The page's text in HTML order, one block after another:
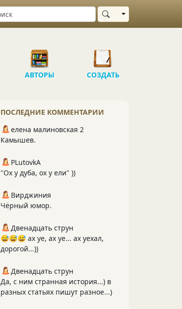
Выбрать область
АВТОРЫ СОЗДАТЬ
ПОСЛЕДНИЕ КОММЕНТАРИИ
елена малиновская 2
Камышев.
PLutоvkА
"Ох у дуба, ох у ели" ))
Вирджиния
Чёрный юмор.
Двенадцать струн
😅😅😅 ах уе, ах уе... ах уехал,
дорогой...))
Двенадцать струн
Да, с ним странная история...) в
разных статьях пишут разное...)